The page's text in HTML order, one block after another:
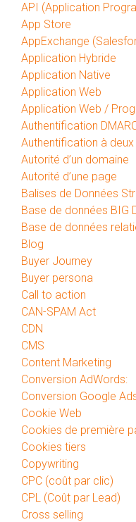
API (Application
App Store
AppExchange
Application Hybride
Application Native
Application Web
Application Web /
Authentification
Authentification à
Autorité d’un domaine
Autorité d’une page
Balises de Données
Base de données BIG
Base de données
Blog
Buyer Journey
Buyer persona
Call to action
CAN-SPAM Act
CDN
CMS
Content Marketing
Conversion AdWords:
Conversion Google
Cookie Web
Cookies de première
Cookies tiers
Copywriting
CPC (coût par clic)
CPL (Coût par Lead)
Cross selling